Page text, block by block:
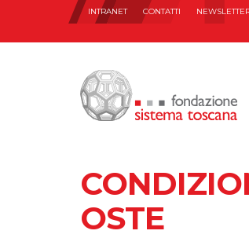
INTRANET CONTATTI
OSTE